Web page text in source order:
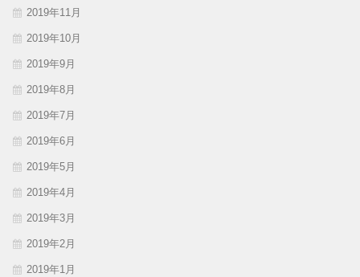
2019年11月
2019年10月
2019年9月
2019年8月
2019年7月
2019年6月
2019年5月
2019年4月
2019年3月
2019年2月
2019年1月